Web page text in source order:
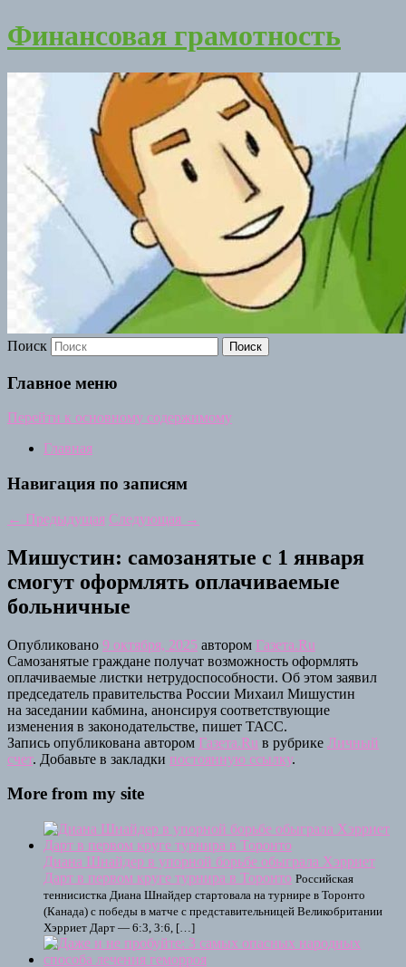
Финансовая грамотность
Поиск
Главное меню
Перейти к основному содержимому
Главная
Навигация по записям
← Предыдущая Следующая →
Мишустин: самозанятые с 1 января
смогут оформлять оплачиваемые
больничные
Опубликовано 9 октября, 2025 автором Газета.Ru
Самозанятые граждане получат возможность оформлять
оплачиваемые листки нетрудоспособности. Об этом заявил
председатель правительства России Михаил Мишустин
на заседании кабмина, анонсируя соответствующие
изменения в законодательстве, пишет ТАСС.
Запись опубликована автором Газета.Ru в рубрике Личный
счет. Добавьте в закладки постоянную ссылку.
More from my site
Диана Шнайдер в упорной борьбе обыграла Хэрриет
Дарт в первом круге турнира в Торонто Российская
теннисистка Диана Шнайдер стартовала на турнире в Торонто
(Канада) с победы в матче с представительницей Великобритании
Хэрриет Дарт — 6:3, 3:6, […]